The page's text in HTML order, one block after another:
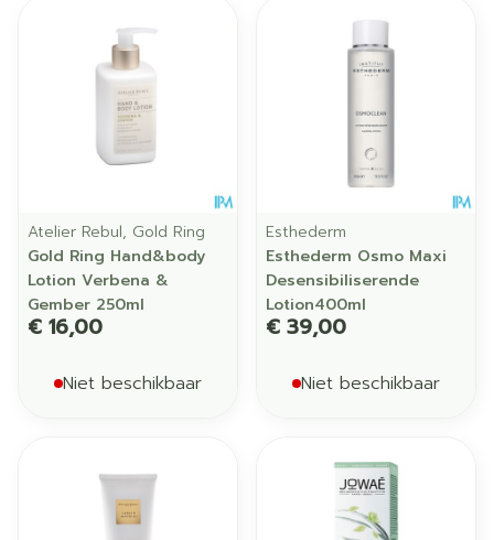
Atelier Rebul, Gold Ring
Gold Ring Hand&body
Lotion Verbena &
Gember 250ml
€ 16,00
Niet beschikbaar
Esthederm
Esthederm Osmo Maxi
Desensibiliserende
Lotion400ml
€ 39,00
Niet beschikbaar